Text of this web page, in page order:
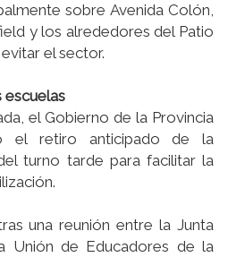
sobre Avenida Colón,
y los alrededores del Patio
el sector.
escuelas
el Gobierno de la Provincia
el retiro anticipado de la
turno tarde para facilitar la
una reunión entre la Junta
Unión de Educadores de la